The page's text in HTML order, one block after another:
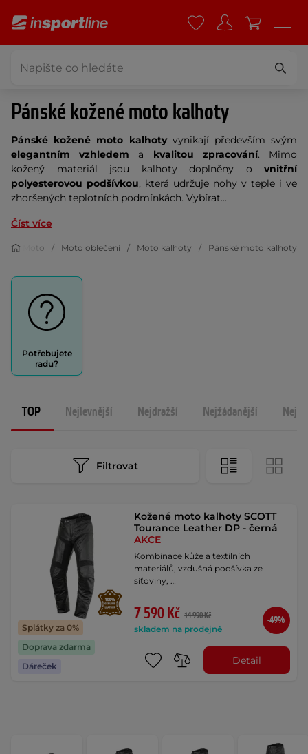
Pánské kožené moto kalhoty
Pánské kožené moto kalhotyvynikají především svým
elegantním vzhledem a kvalitou zpracování. Mimo
kožený materiál jsou kalhoty doplněny o vnitřní
polyesterovou podšívkou, která udržuje nohy v teple i ve
zhoršených teplotních podmínkách. Vybírat...
Číst více
Moto Moto oblečení Moto kalhoty Pánské moto kalhoty
Potřebujete
radu?
TOP Nejlevnější Nejdražší Nejžádanější
Filtrovat
Splátky za 0%
Doprava zdarma
Dáreček
Kožené moto kalhoty SCOTT
Tourance Leather DP - černá
AKCE
Kombinace kůže a textilních
materiálů, vzdušná podšívka ze
síťoviny, …
7 590 Kč 14 990 Kč
skladem na prodejně
-49%
Detail